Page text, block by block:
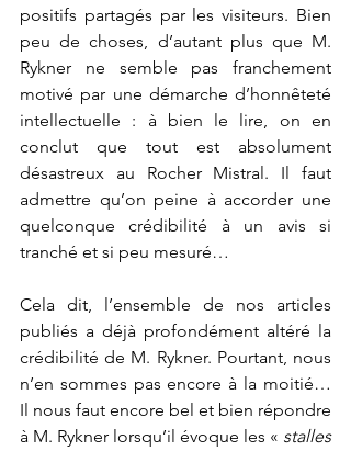
positifs partagés par les visiteurs. Bien
peu de choses, d’autant plus que M.
Rykner ne semble pas franchement
motivé par une démarche d’honnêteté
intellectuelle : à bien le lire, on en
conclut que tout est absolument
désastreux au Rocher Mistral. Il faut
admettre qu’on peine à accorder une
quelconque crédibilité à un avis si
tranché et si peu mesuré…
Cela dit, l’ensemble de nos articles
publiés a déjà profondément altéré la
crédibilité de M. Rykner. Pourtant, nous
n’en sommes pas encore à la moitié…
Il nous faut encore bel et bien répondre
à M. Rykner lorsqu’il évoque les « stalles